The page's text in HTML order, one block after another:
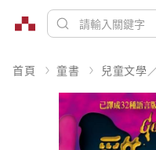
首頁 童書 兒童文學